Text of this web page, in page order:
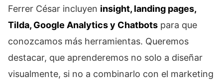
Ferrer César incluyen insight, landing pages,
Tilda, Google Analytics y Chatbots para que
conozcamos más herramientas. Queremos
destacar, que aprenderemos no solo a diseñar
visualmente, si no a combinarlo con el marketing